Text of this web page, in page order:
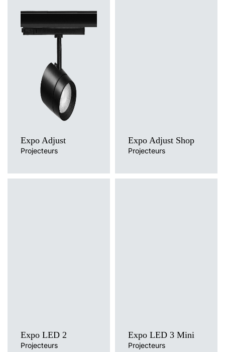
Expo Adjust
Projecteurs
Température de
couleur
Méthode de montage
Source de lumière
Type de diffuseur
transparent
Expo Adjust Shop
Projecteurs
Expo LED 2
Projecteurs
Expo LED 3 Mini
Projecteurs